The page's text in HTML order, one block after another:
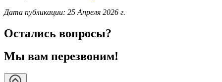
Дата публикации: 25 Апреля 2026 г.
Остались вопросы?
Мы вам перезвоним!